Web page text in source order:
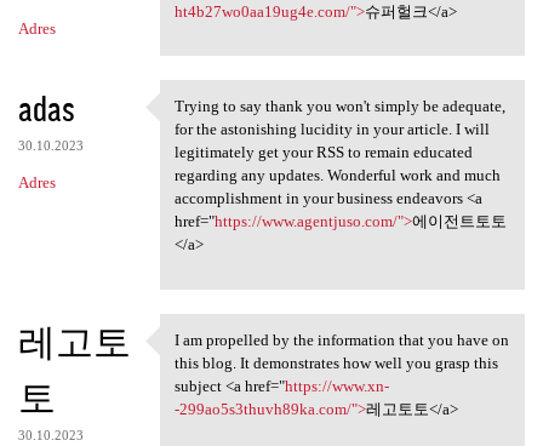
Adres
ht4b27wo0aa19ug4e.com/">슈퍼헐크</a>
adas
30.10.2023
Adres
Trying to say thank you won't
Trying to say thank you won't simply be adequate,
for the astonishing lucidity in your article. I will
legitimately get your RSS to remain educated
regarding any updates. Wonderful work and much
accomplishment in your business endeavors <a
href="https://www.agentjuso.com/">에이전트토토
</a>
레고토
토
30.10.2023
I am propelled by the
I am propelled by the information that you have on
this blog. It demonstrates how well you grasp this
subject <a href="https://www.xn-
-299ao5s3thuvh89ka.com/">레고토토</a>